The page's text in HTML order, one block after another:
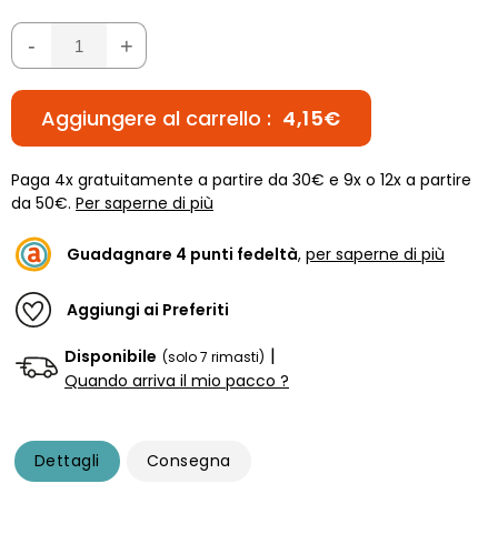
- +
Aggiungere al carrello : 4,15€
Paga 4x gratuitamente a partire da 30€ e 9x o 12x a partire
da 50€. Per saperne di più
Guadagnare 4 punti fedeltà, per saperne di più
Aggiungi ai Preferiti
Disponibile (solo 7 rimasti) |
Quando arriva il mio pacco ?
Dettagli Consegna